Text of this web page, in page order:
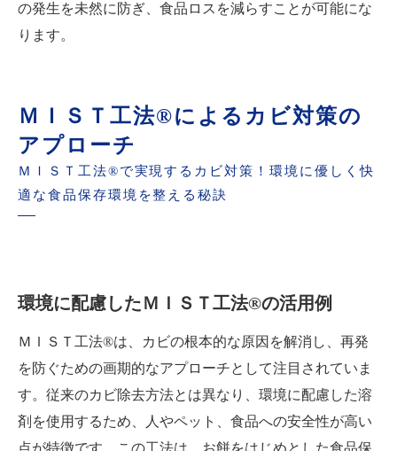
の発生を未然に防ぎ、食品ロスを減らすことが可能にな
ります。
ＭＩＳＴ工法®によるカビ対策の
アプローチ
ＭＩＳＴ工法®で実現するカビ対策！環境に優しく快
適な食品保存環境を整える秘訣
環境に配慮したＭＩＳＴ工法®の活用例
ＭＩＳＴ工法®は、カビの根本的な原因を解消し、再発
を防ぐための画期的なアプローチとして注目されていま
す。従来のカビ除去方法とは異なり、環境に配慮した溶
剤を使用するため、人やペット、食品への安全性が高い